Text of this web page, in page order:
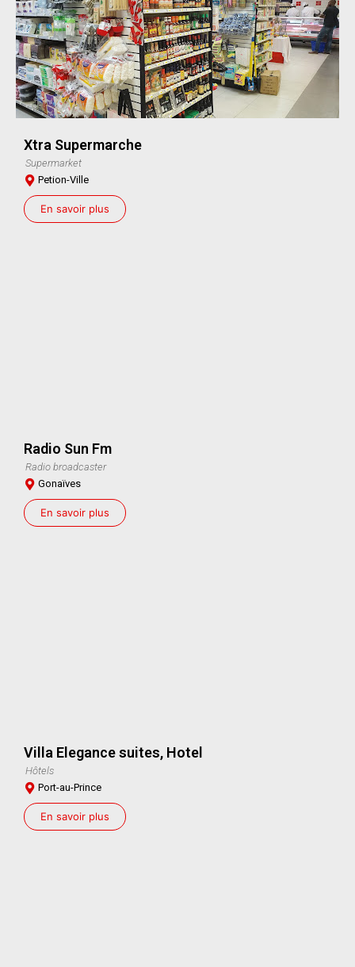
Xtra Supermarche
Supermarket
Petion-Ville
En savoir plus
Radio Sun Fm
Radio broadcaster
Gonaïves
En savoir plus
Villa Elegance suites, Hotel
Hôtels
Port-au-Prince
En savoir plus